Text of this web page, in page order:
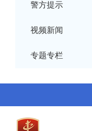
警方提示
视频新闻
专题专栏